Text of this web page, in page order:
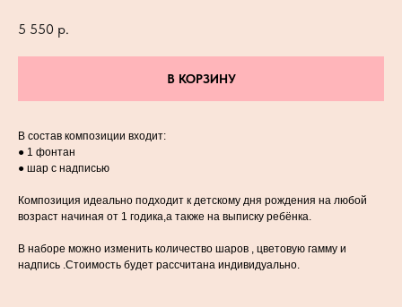
5 550 р.
В КОРЗИНУ
В состав композиции входит:
● 1 фонтан
● шар с надписью
Композиция идеально подходит к детскому дня рождения на любой
возраст начиная от 1 годика,а также на выписку ребёнка.
В наборе можно изменить количество шаров , цветовую гамму и
надпись .Стоимость будет рассчитана индивидуально.